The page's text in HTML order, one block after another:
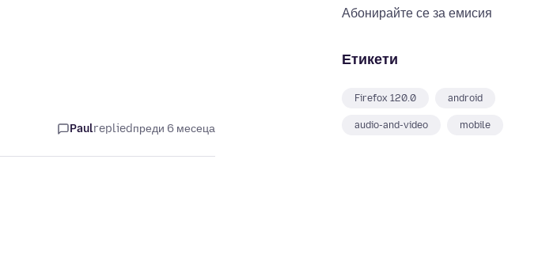
Абонирайте се за емисия
Етикети
Firefox 120.0 android
audio-and-video mobile
Paulrepliedпреди 6 месеца